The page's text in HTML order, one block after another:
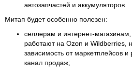
автозапчастей и аккумуляторов.
Митап будет особенно полезен:
селлерам и интернет-магазинам,
работают на Ozon и Wildberries,
зависимость от маркетплейсов и
канал продаж;